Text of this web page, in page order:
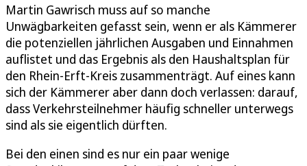
Martin Gawrisch muss auf so manche
Unwägbarkeiten gefasst sein, wenn er als Kämmerer
die potenziellen jährlichen Ausgaben und Einnahmen
auflistet und das Ergebnis als den Haushaltsplan für
den Rhein-Erft-Kreis zusammenträgt. Auf eines kann
sich der Kämmerer aber dann doch verlassen: darauf,
dass Verkehrsteilnehmer häufig schneller unterwegs
sind als sie eigentlich dürften.
Bei den einen sind es nur ein paar wenige